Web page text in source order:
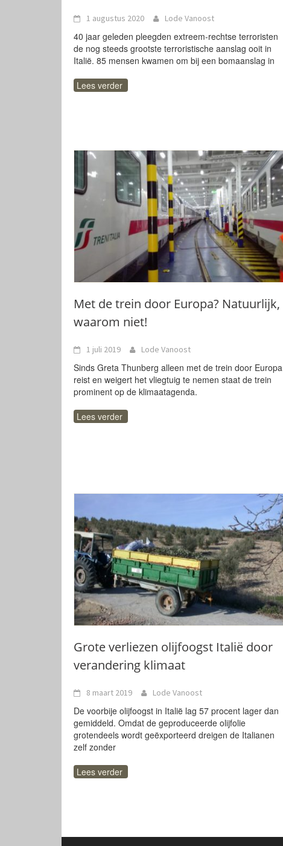
1 augustus 2020 Lode Vanoost
40 jaar geleden pleegden extreem-rechtse terroristen
de nog steeds grootste terroristische aanslag ooit in
Italië. 85 mensen kwamen om bij een bomaanslag in
Lees verder
Met de trein door Europa? Natuurlijk,
waarom niet!
1 juli 2019 Lode Vanoost
Sinds Greta Thunberg alleen met de trein door Europa
reist en weigert het vliegtuig te nemen staat de trein
prominent op de klimaatagenda.
Lees verder
Grote verliezen olijfoogst Italië door
verandering klimaat
8 maart 2019 Lode Vanoost
De voorbije olijfoogst in Italië lag 57 procent lager dan
gemiddeld. Omdat de geproduceerde olijfolie
grotendeels wordt geëxporteerd dreigen de Italianen
zelf zonder
Lees verder